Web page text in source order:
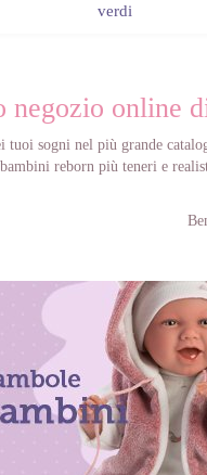
verdi
negozio online
tuoi sogni nel più grande
reborn più teneri e